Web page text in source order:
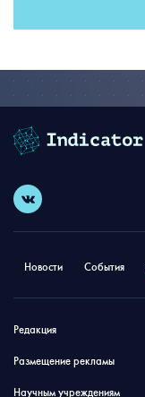
Новости События
Редакция
Размещение рекламы
Научным учреждениям